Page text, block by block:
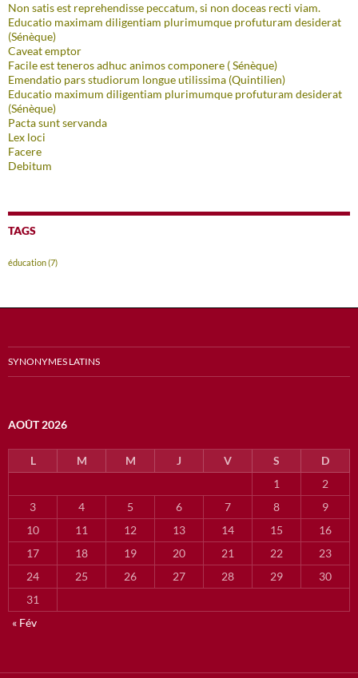
Non satis est reprehendisse peccatum, si non doceas recti viam.
Educatio maximam diligentiam plurimumque profuturam desiderat
(Sénèque)
Caveat emptor
Facile est teneros adhuc animos componere ( Sénèque)
Emendatio pars studiorum longue utilissima (Quintilien)
Educatio maximum diligentiam plurimumque profuturam desiderat
(Sénèque)
Pacta sunt servanda
Lex loci
Facere
Debitum
TAGS
éducation(7)
SYNONYMES LATINS
AOÛT 2026
L M M J V S
D
1
2
3
4 5 6 7 8
9
10
11 12 13 14 15
16
17
18 19 20 21 22
23
24
25 26 27 28 29
30
31
« Fév